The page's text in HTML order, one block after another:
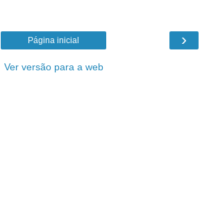
›
Página inicial
Ver versão para a web